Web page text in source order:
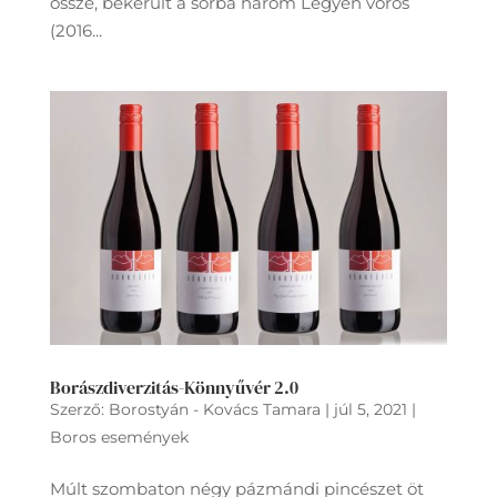
(2016...
Borászdiverzitás-Könnyűvér 2.0
Szerző: Borostyán - Kovács Tamara | júl 5, 2021 |
Boros események
Múlt szombaton négy pázmándi pincészet öt